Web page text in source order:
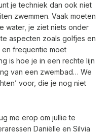
je techniek dan ook niet
zwemmen. Vaak moeten
water, je ziet niets onder
aspecten zoals golfjes en
frequentie moet
is hoe je in een rechte lijn
van een zwembad… We
voor, die je nog niet
me erop om jullie te
Daniëlle en Silvia